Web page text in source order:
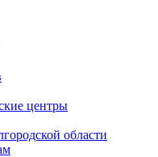
центры
области